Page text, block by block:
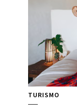
TURISMO